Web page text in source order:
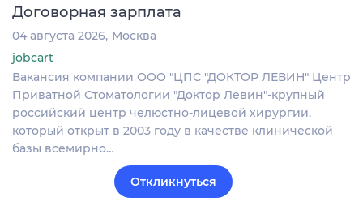
Договорная зарплата
04 августа 2026 Москва
jobcart
Вакансия компании ООО "ЦПС "ДОКТОР ЛЕВИН" Центр
Приватной Стоматологии "Доктор Левин"-крупный
российский центр челюстно-лицевой хирургии,
который открыт в 2003 году в качестве клинической
базы всемирно…
Откликнуться